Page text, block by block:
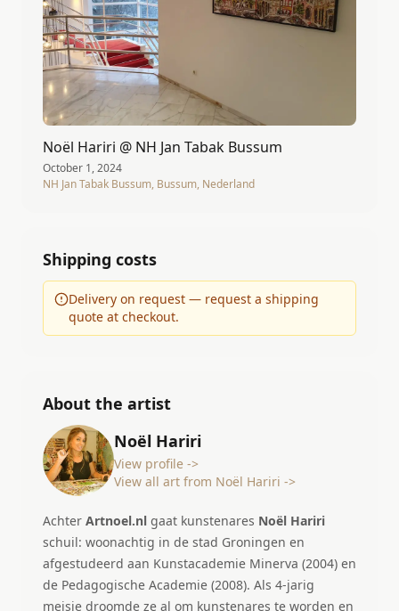
Noël Hariri @ NH Jan Tabak Bussum
October 1, 2024
NH Jan Tabak Bussum, Bussum, Nederland
Shipping costs
Delivery on request — request a shipping
quote at checkout.
About the artist
Noël Hariri
View profile ->
View all art from Noël Hariri ->
Achter Artnoel.nl gaat kunstenares Noël Hariri
schuil: woonachtig in de stad Groningen en
afgestudeerd aan Kunstacademie Minerva (2004) en
de Pedagogische Academie (2008). Als 4-jarig
meisje droomde ze al om kunstenares te worden en